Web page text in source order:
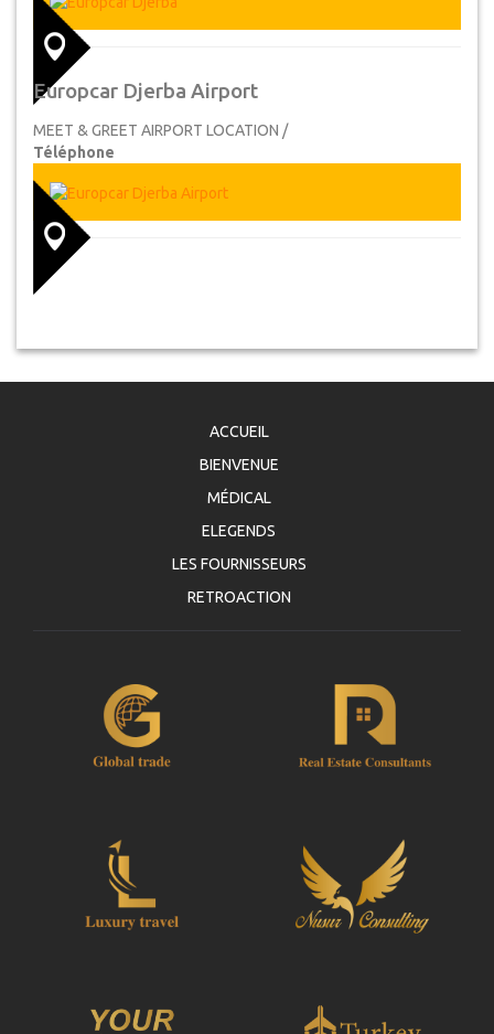
Europcar Djerba Airport
MEET & GREET AIRPORT LOCATION /
Téléphone
ACCUEIL
BIENVENUE
MÉDICAL
ELEGENDS
LES FOURNISSEURS
RETROACTION